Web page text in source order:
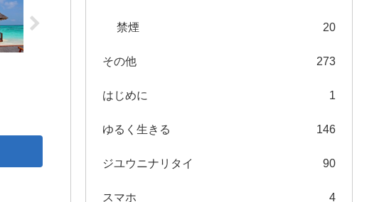
禁煙 20
その他 273
はじめに 1
ゆるく生きる 146
ジユウニナリタイ 90
スマホ 4